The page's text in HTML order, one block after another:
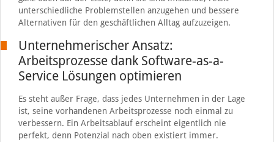
unterschiedliche Problemstellen anzugehen und bessere
Alternativen für den geschäftlichen Alltag aufzuzeigen.
Unternehmerischer Ansatz:
Arbeitsprozesse dank Software-as-a-
Service Lösungen optimieren
Es steht außer Frage, dass jedes Unternehmen in der Lage
ist, seine vorhandenen Arbeitsprozesse noch einmal zu
verbessern. Ein Arbeitsablauf erscheint eigentlich nie
perfekt, denn Potenzial nach oben existiert immer.